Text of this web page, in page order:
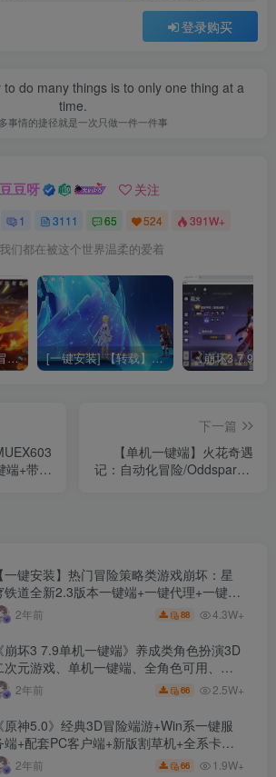
登录购买
do many things is to only one thing at a
time.
事情的捷径就是一次只做一件一件事
豆豆呀 关注
1 3111 65 524 391W+
我们都在被这个世界温柔的爱着
【一键安装】热门冒险策略类游戏崩坏：星穹铁道全新2.3版本一键端+一键代理+一键启动+免虚拟机 [一键安装] 【转载】原神3.4真端服务端+源码+配套客户端+详尽说明+GM工具+源码说明文件
端+带皮
下一篇
【单机一键端】火花奇遇
记：自动化冒险/Oddsparks:
【一键安装】热门冒险策略类游戏崩坏：星
铁道全新2.3版本一键端+一键代理+一键启
+免虚拟机
2年前 88 4.3W+
《崩坏3 7.9单机一键端》养成类角色扮演3D
次元游戏、单机一键端、全角色可用、无
资源、附带保姆级安装教程
2年前 66 2.5W+
《原神5.0》经典3D冒险端游+Win系一键服
端+配套PC客户端+新版割草机+全系卡池
件2年前 66 1.9W+